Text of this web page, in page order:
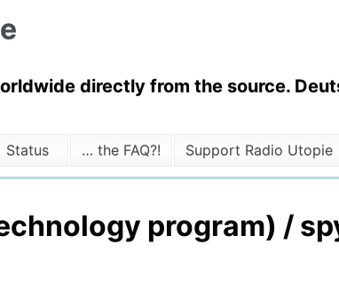
directly from the source.
Status … the FAQ?! Support Radio Utopie
program) /